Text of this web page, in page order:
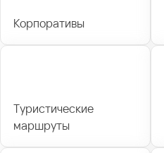
Корпоративы
Туристические
маршруты